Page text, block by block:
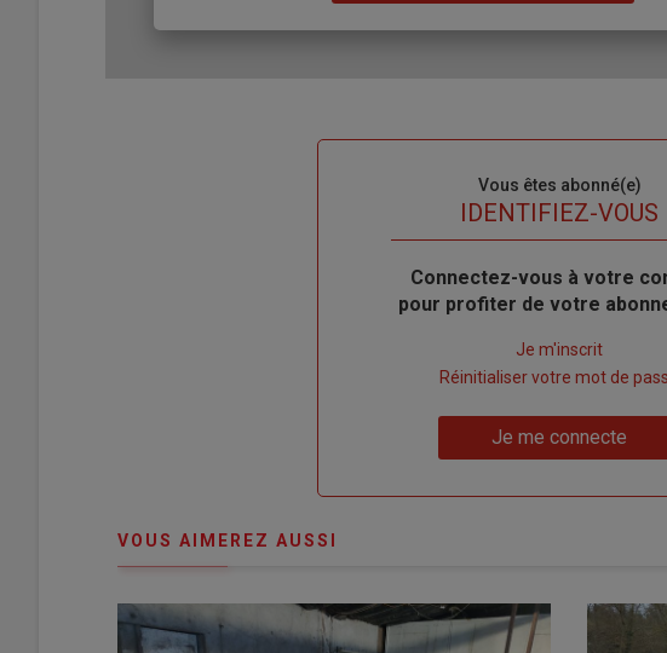
Vous êtes abonné(e)
IDENTIFIEZ-VOUS
Body
Connectez-vous à votre
pour profiter de votre
compte"
Je m'inscrit
Réinitialiser votre mot de
Je me connecte
VOUS AIMEREZ AUSSI